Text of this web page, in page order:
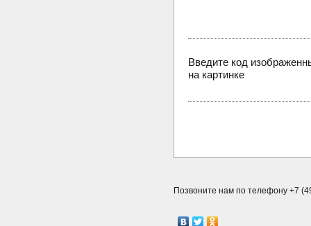
Введите код
на картинке
Позвоните нам по телефону +7